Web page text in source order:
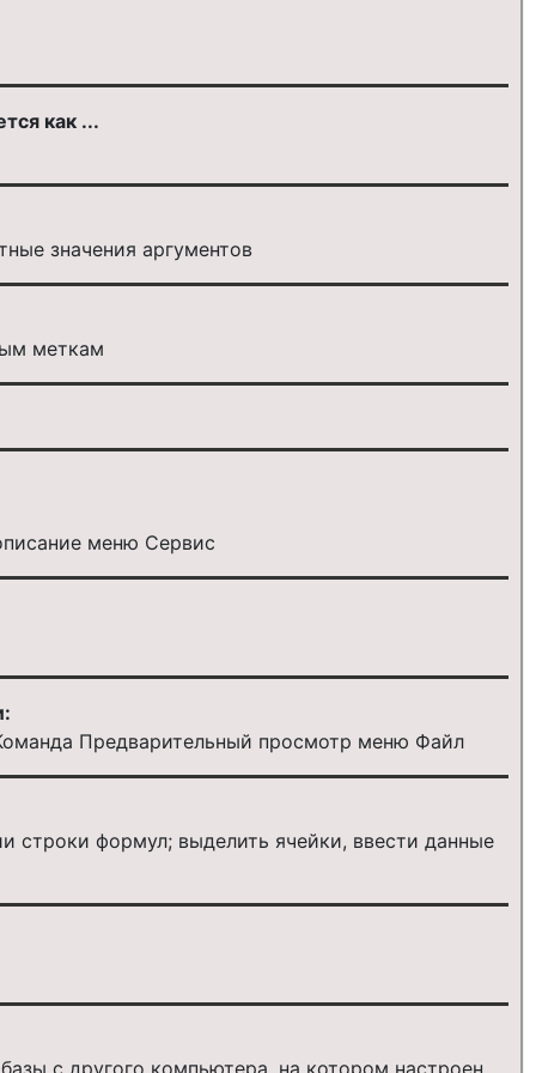
как ...
значения аргументов
меткам
меню Сервис
Предварительный просмотр меню Файл
строки формул; выделить ячейки, ввести данные
с другого компьютера, на котором настроен